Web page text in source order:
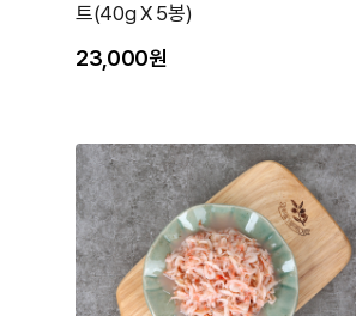
트(40g X 5봉)
23,000원